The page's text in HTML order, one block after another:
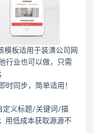
模板适用于装潢公司网
行业也可以做，只需
时同步，简单适用！
定义标题/关键词/描
用低成本获取源源不